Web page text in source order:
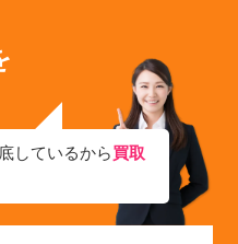
しているから買取